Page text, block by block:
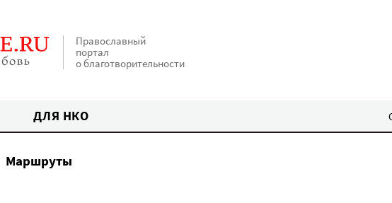
Православный
портал
о благотворительности
ДЛЯ НКО
Маршруты